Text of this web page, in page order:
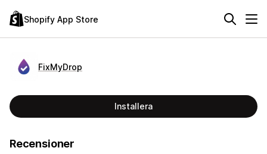
Shopify App Store
FixMyDrop
Installera
Recensioner